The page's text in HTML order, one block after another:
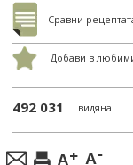
Сравни
Добави в
492 031 видяна